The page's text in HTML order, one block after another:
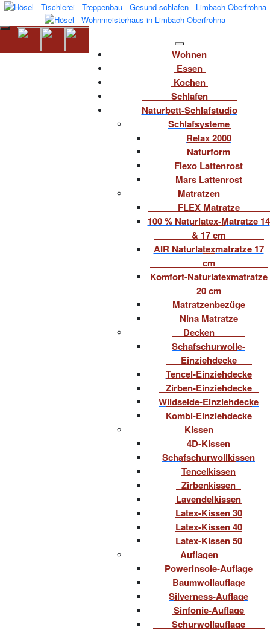
Wohnen
Essen
Kochen
Schlafen
Naturbett-Schlafstudio
Schlafsysteme
Relax 2000
Naturform
Flexo Lattenrost
Mars Lattenrost
Matratzen
FLEX Matratze
100 % Naturlatex-Matratze 14
& 17 cm
AIR Naturlatexmatratze 17
cm
Komfort-Naturlatexmatratze
20 cm
Matratzenbezüge
Nina Matratze
Decken
Schafschurwolle-
Einziehdecke
Tencel-Einziehdecke
Zirben-Einziehdecke
Wildseide-Einziehdecke
Kombi-Einziehdecke
Kissen
4D-Kissen
Schafschurwollkissen
Tencelkissen
Zirbenkissen
Lavendelkissen
Latex-Kissen 30
Latex-Kissen 40
Latex-Kissen 50
Auflagen
Powerinsole-Auflage
Baumwollauflage
Silverness-Auflage
Sinfonie-Auflage
Schurwollauflage